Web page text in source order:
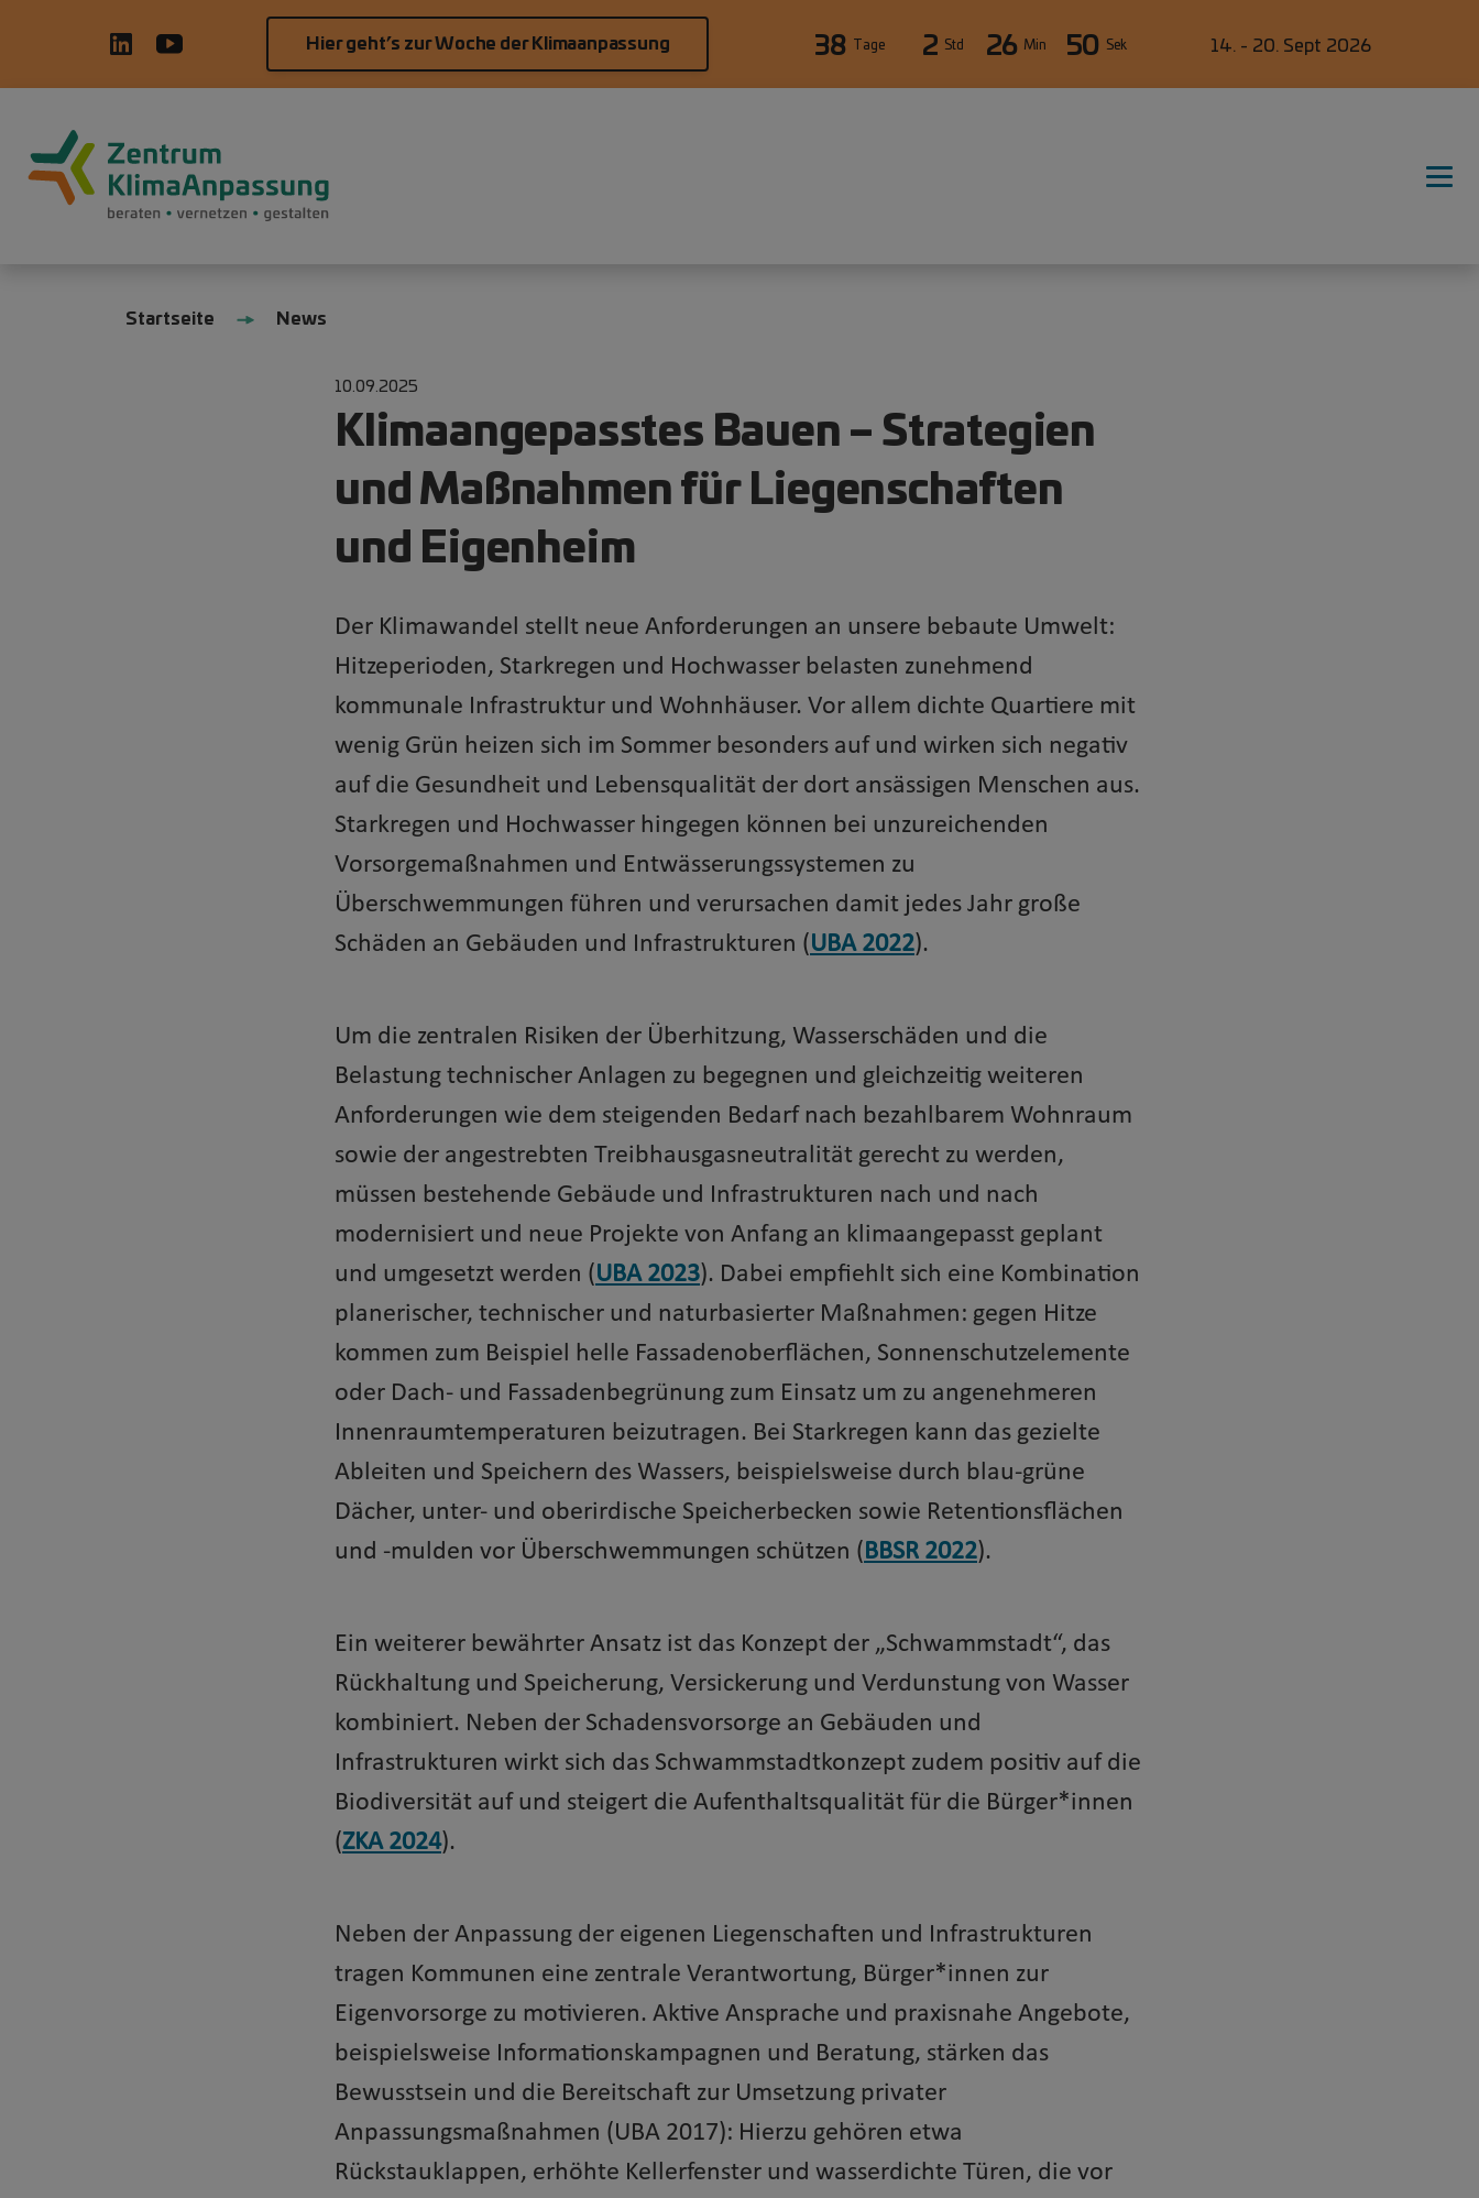
Hier geht’s zur Woche der Klimaanpassung
38 Tage 2 Std 26 Min 49 Sek 14. - 20. Sept 2026
Pfadnavigation
Startseite News
10.09.2025
Klimaangepasstes Bauen – Strategien
und Maßnahmen für Liegenschaften
und Eigenheim
Der Klimawandel stellt neue Anforderungen an unsere bebaute Umwelt:
Hitzeperioden, Starkregen und Hochwasser belasten zunehmend
kommunale Infrastruktur und Wohnhäuser. Vor allem dichte Quartiere mit
wenig Grün heizen sich im Sommer besonders auf und wirken sich negativ
auf die Gesundheit und Lebensqualität der dort ansässigen Menschen aus.
Starkregen und Hochwasser hingegen können bei unzureichenden
Vorsorgemaßnahmen und Entwässerungssystemen zu
Überschwemmungen führen und verursachen damit jedes Jahr große
Schäden an Gebäuden und Infrastrukturen (UBA 2022).
Um die zentralen Risiken der Überhitzung, Wasserschäden und die
Belastung technischer Anlagen zu begegnen und gleichzeitig weiteren
Anforderungen wie dem steigenden Bedarf nach bezahlbarem Wohnraum
sowie der angestrebten Treibhausgasneutralität gerecht zu werden,
müssen bestehende Gebäude und Infrastrukturen nach und nach
modernisiert und neue Projekte von Anfang an klimaangepasst geplant
und umgesetzt werden (UBA 2023). Dabei empfiehlt sich eine Kombination
planerischer, technischer und naturbasierter Maßnahmen: gegen Hitze
kommen zum Beispiel helle Fassadenoberflächen, Sonnenschutzelemente
oder Dach- und Fassadenbegrünung zum Einsatz um zu angenehmeren
Innenraumtemperaturen beizutragen. Bei Starkregen kann das gezielte
Ableiten und Speichern des Wassers, beispielsweise durch blau-grüne
Dächer, unter- und oberirdische Speicherbecken sowie Retentionsflächen
und -mulden vor Überschwemmungen schützen (BBSR 2022).
Ein weiterer bewährter Ansatz ist das Konzept der „Schwammstadt“, das
Rückhaltung und Speicherung, Versickerung und Verdunstung von Wasser
kombiniert. Neben der Schadensvorsorge an Gebäuden und
Infrastrukturen wirkt sich das Schwammstadtkonzept zudem positiv auf die
Biodiversität auf und steigert die Aufenthaltsqualität für die Bürger*innen
(ZKA 2024).
Neben der Anpassung der eigenen Liegenschaften und Infrastrukturen
tragen Kommunen eine zentrale Verantwortung, Bürger*innen zur
Eigenvorsorge zu motivieren. Aktive Ansprache und praxisnahe Angebote,
beispielsweise Informationskampagnen und Beratung, stärken das
Bewusstsein und die Bereitschaft zur Umsetzung privater
Anpassungsmaßnahmen (UBA 2017): Hierzu gehören etwa
Rückstauklappen, erhöhte Kellerfenster und wasserdichte Türen, die vor